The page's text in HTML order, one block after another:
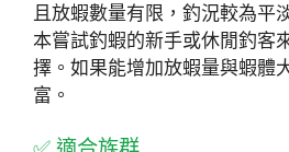
且放蝦數量有限，釣況較為平
本嘗試釣蝦的新手或休閒釣客
擇。如果能增加放蝦量與蝦體
富。